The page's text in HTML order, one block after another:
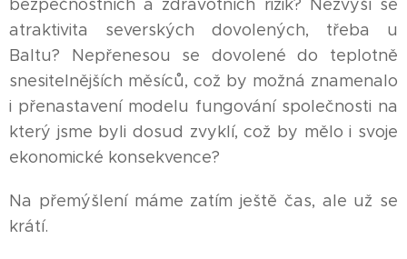
bezpečnostních a zdravotních rizik? Nezvýší se
atraktivita severských dovolených, třeba u
Baltu? Nepřenesou se dovolené do teplotně
snesitelnějších měsíců, což by možná znamenalo
i přenastavení modelu fungování společnosti na
který jsme byli dosud zvyklí, což by mělo i svoje
ekonomické konsekvence?
Na přemýšlení máme zatím ještě čas, ale už se
krátí.